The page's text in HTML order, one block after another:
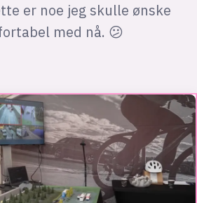
er noe jeg skulle ønske
med nå. 😕